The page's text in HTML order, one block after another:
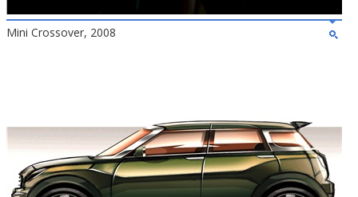
Mini Crossover, 2008